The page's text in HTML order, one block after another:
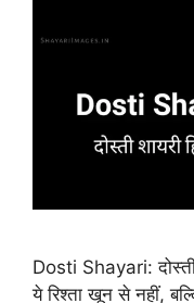
Dosti Shayari:
ये रिश्ता खून से नहीं,